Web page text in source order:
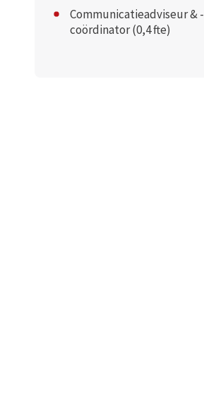
Communicatieadviseur & -
coördinator (0,4 fte)